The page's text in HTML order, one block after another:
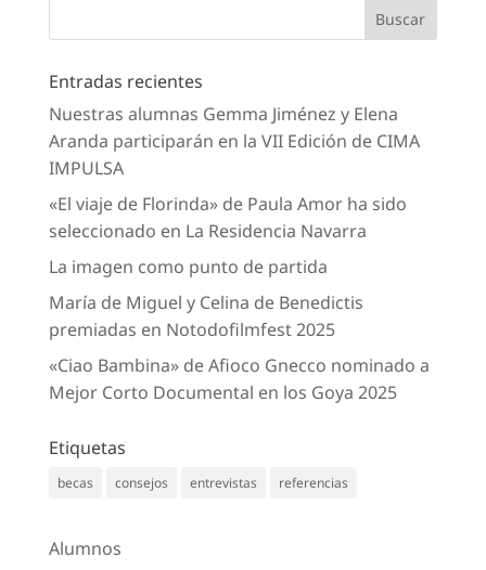
Entradas recientes
Nuestras alumnas Gemma Jiménez y Elena
Aranda participarán en la VII Edición de CIMA
IMPULSA
«El viaje de Florinda» de Paula Amor ha sido
seleccionado en La Residencia Navarra
La imagen como punto de partida
María de Miguel y Celina de Benedictis
premiadas en Notodofilmfest 2025
«Ciao Bambina» de Afioco Gnecco nominado a
Mejor Corto Documental en los Goya 2025
Etiquetas
becas consejos entrevistas referencias
Alumnos